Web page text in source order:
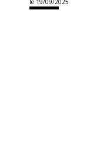
le 19/09/2025